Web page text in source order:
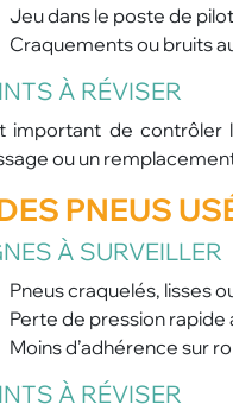
Jeu dans le poste de
Craquements ou bruits
À RÉVISER
important de contrôler
ou un
PNEUS
À SURVEILLER
Pneus craquelés, lisses
Perte de pression rapide
Moins d’adhérence sur
À RÉVISER